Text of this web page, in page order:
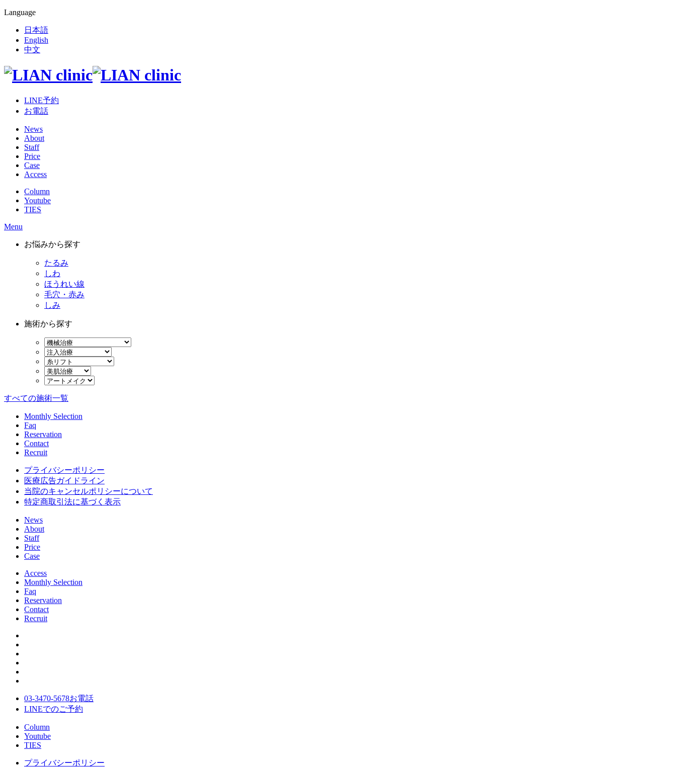
Language
日本語
English
中文
LINE予約
お電話
News
About
Staff
Price
Case
Access
Column
Youtube
TIES
Menu
お悩みから探す
たるみ
しわ
ほうれい線
毛穴・赤み
しみ
施術から探す
すべての施術一覧
Monthly Selection
Faq
Reservation
Contact
Recruit
プライバシーポリシー
医療広告ガイドライン
当院のキャンセルポリシーについて
特定商取引法に基づく表示
News
About
Staff
Price
Case
Access
Monthly Selection
Faq
Reservation
Contact
Recruit
03-3470-5678お電話
LINEでのご予約
Column
Youtube
TIES
プライバシーポリシー